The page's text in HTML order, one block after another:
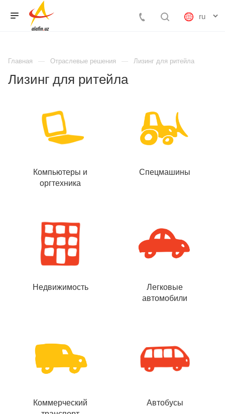
Главная Отраслевые решения Лизинг для ритейла
Лизинг для ритейла
Компьютеры и
оргтехника
Спецмашины
Недвижимость
Легковые
автомобили
Коммерческий
Автобусы